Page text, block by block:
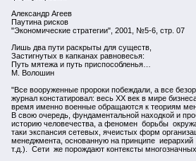
Александр Агеев
Паутина рисков
"Экономические стратегии", 2001, №5-6, стр. 07
Лишь два пути раскрыты для существ,
Застигнутых в капканах равновесья:
Путь мятежа и путь приспособленья…
М. Волошин
"Все вооруженные пророки побеждали, а все
журнал констатировал: весь ХХ век в мире
время именно военные обращаются к теориям
В свою очередь, фундаментальной находкой и
историю человечества, а феномен борьбы
таки экспансия сетевых, ячеистых форм
менеджмента, основанную на принципе
т.д.). Сети же порождают контексты многозначных